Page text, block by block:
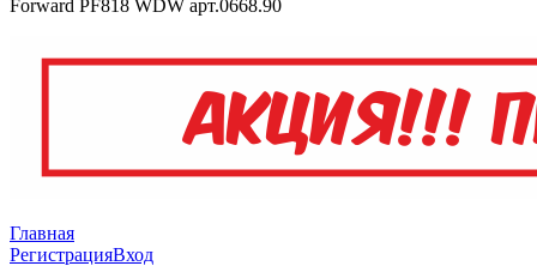
Forward PF818 WDW арт.0668.90
Главная
РегистрацияВход